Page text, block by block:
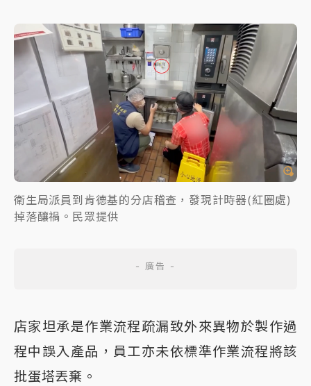
衛生局派員到肯德基的分店稽查，發現計時器(紅圈處)
掉落釀禍。民眾提供
店家坦承是作業流程疏漏致外來異物於製作過
程中誤入產品，員工亦未依標準作業流程將該
批蛋塔丟棄。